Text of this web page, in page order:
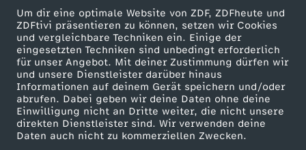
Um dir eine optimale Website von ZDF, ZDFheute und
ZDFtivi präsentieren zu können, setzen wir Cookies
und vergleichbare Techniken ein. Einige der
eingesetzten Techniken sind unbedingt erforderlich
für unser Angebot. Mit deiner Zustimmung dürfen wir
und unsere Dienstleister darüber hinaus
Informationen auf deinem Gerät speichern und/oder
abrufen. Dabei geben wir deine Daten ohne deine
Einwilligung nicht an Dritte weiter, die nicht unsere
direkten Dienstleister sind. Wir verwenden deine
Daten auch nicht zu kommerziellen Zwecken.
o
p
a
v
Mehr ZDF
ZDF-Apps
Smart TV
ZDFtext
Service
ZDFmitreden
Kontakt zum ZDF
Tickets